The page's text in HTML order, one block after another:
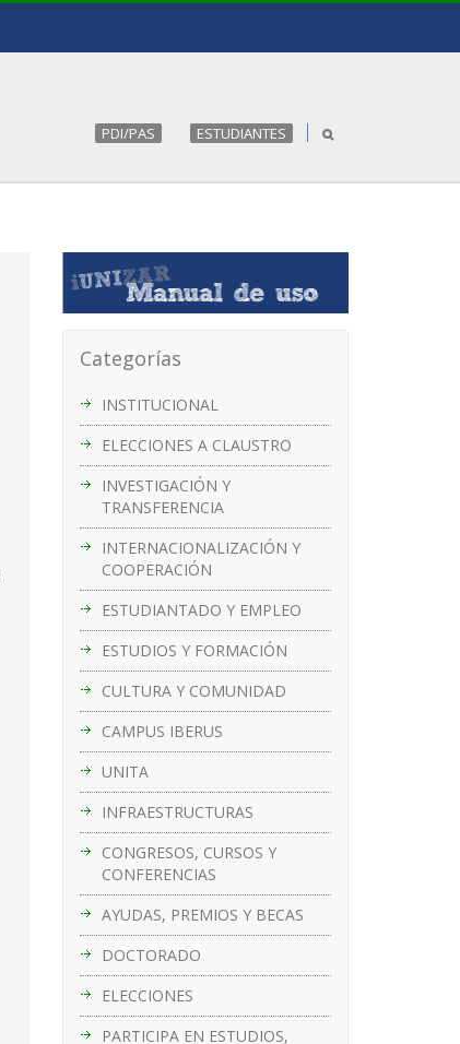
PDI/PAS ESTUDIANTES
Categorías
INSTITUCIONAL
ELECCIONES A CLAUSTRO
INVESTIGACIÓN Y
TRANSFERENCIA
INTERNACIONALIZACIÓN Y
COOPERACIÓN
ESTUDIANTADO Y EMPLEO
ESTUDIOS Y FORMACIÓN
CULTURA Y COMUNIDAD
CAMPUS IBERUS
UNITA
INFRAESTRUCTURAS
CONGRESOS, CURSOS Y
CONFERENCIAS
AYUDAS, PREMIOS Y BECAS
DOCTORADO
ELECCIONES
PARTICIPA EN ESTUDIOS,